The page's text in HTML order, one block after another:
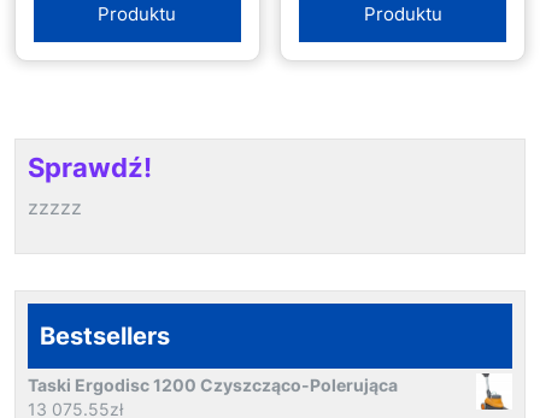
Produktu
Produktu
Sprawdź!
zzzzz
Bestsellers
Taski Ergodisc 1200 Czyszcząco-Polerująca
13 075.55zł